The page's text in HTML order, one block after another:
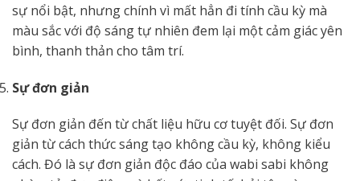
sự nổi bật, nhưng chính vì mất hẳn đi tính cầu kỳ mà
màu sắc với độ sáng tự nhiên đem lại một cảm giác yên
bình, thanh thản cho tâm trí.
Sự đơn giản
Sự đơn giản đến từ chất liệu hữu cơ tuyệt đối. Sự đơn
giản từ cách thức sáng tạo không cầu kỳ, không kiểu
cách. Đó là sự đơn giản độc đáo của wabi sabi không